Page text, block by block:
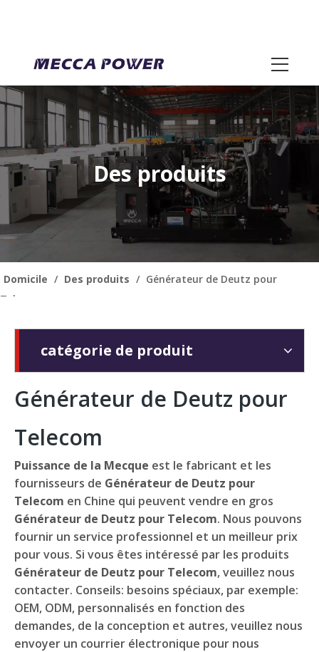
Des produits
Domicile / Des produits / Générateur de Deutz pour
Telecom
catégorie de produit
Générateur de Deutz pour
Telecom
Puissance de la Mecque est le fabricant et les
fournisseurs de Générateur de Deutz pour
Telecom en Chine qui peuvent vendre en gros
Générateur de Deutz pour Telecom. Nous pouvons
fournir un service professionnel et un meilleur prix
pour vous. Si vous êtes intéressé par les produits
Générateur de Deutz pour Telecom, veuillez nous
contacter. Conseils: besoins spéciaux, par exemple:
OEM, ODM, personnalisés en fonction des
demandes, de la conception et autres, veuillez nous
envoyer un courrier électronique pour nous